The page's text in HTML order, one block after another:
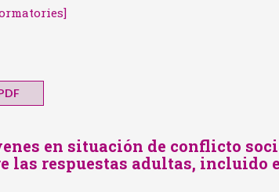
en situación de conflicto
las respuestas adultas, incluido